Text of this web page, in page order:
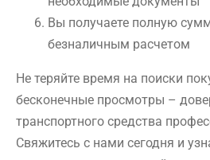
Вы получаете полную
безналичным расчетом
Не теряйте время на поиски
бесконечные просмотры –
транспортного средства
Свяжитесь с нами сегодня и